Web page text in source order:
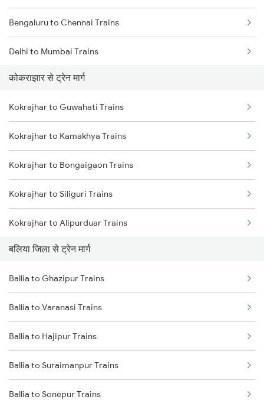
Bengaluru to Chennai Trains
Delhi to Mumbai Trains
Mumbai to Pune Trains
Delhi to Jammu Trains
Mumbai to Delhi Trains
Mumbai to Goa Trains
Chennai to Coimbatore Trains
कोकराझार से ट्रेन मार्ग
Kokrajhar to Guwahati Trains
Kokrajhar to Kamakhya Trains
Kokrajhar to Bongaigaon Trains
Kokrajhar to Siliguri Trains
Kokrajhar to Alipurduar Trains
Kokrajhar to New Cooch Behar Trains
Kokrajhar to Rangia Trains
Kokrajhar to Malda Trains
Kokrajhar to New Tinsukia Trains
Kokrajhar to Roha Trains
Kokrajhar to Dibrugarh Trains
बलिया जिला से ट्रेन मार्ग
Ballia to Ghazipur Trains
Ballia to Varanasi Trains
Ballia to Hajipur Trains
Ballia to Suraimanpur Trains
Ballia to Sonepur Trains